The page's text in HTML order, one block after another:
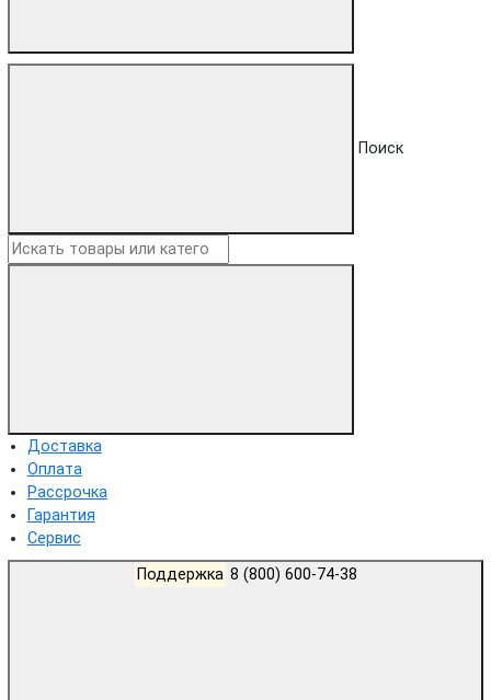
Поиск
Доставка
Оплата
Рассрочка
Гарантия
Сервис
Поддержка